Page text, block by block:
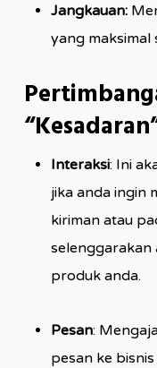
Jangkauan:
yang maksimal
Interaksi: Ini
jika anda ingin
kiriman atau
selenggarakan
produk anda.
Pesan:
pesan ke bisnis